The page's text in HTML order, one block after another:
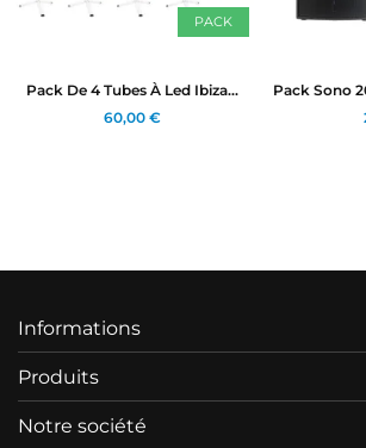
PACK
Pack De 4 Tubes À Led Ibiza...
60,00 €
Pack Sono
Informations
Produits
Notre société